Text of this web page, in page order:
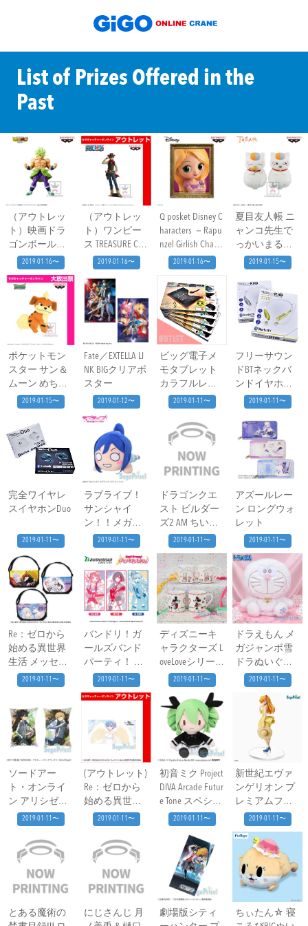
List of Prizes Offered in the
Past
（アウトレッ
ト）映画ドラ
ゴンボール超
超刻武勇伝－
超サイヤ人ブ
ロリーフルパ
ワー－
2019-01-16〜
（アウトレッ
ト）ワンピー
ス TREASURE CRU
ISE WORLD JOUR
NEY vol．1－MO
NKEY・D・LUFFY
－
2019-01-16〜
Q posket Disney C
haracters －Rapu
nzel Girlish Charm
－ 2019-01-16〜
夏目友人帳 ニ
ャンコ先生で
っかいまるき
ゅーと～エビ
フライ大好き
～
2019-01-15〜
ポケットモン
スター サン＆
ムーン めちゃ
でかガーディ
ぬいぐるみ
2019-01-15〜
Fate／EXTELLA LI
NK BIGクリアポ
スター
2019-01-12〜
ビッグ電子メ
モタブレット
カラフルレイ
ンボー
2019-01-11〜
フリーサウン
ドBTネックバ
ンドイヤホン
リオG＆S
2019-01-11〜
完全ワイヤレ
スイヤホンDuo
2019-01-11〜
ラブライブ！
サンシャイ
ン！！メガジ
ャンボ ​寝そべ
りぬいぐるみ
松浦果南－ボ
ーダーシャツ
2019-01-11〜
ドラゴンクエ
スト ビルダー
ズ2 AM ちいさ
なぬいぐるみ
2019-01-11〜
アズールレー
ン ロングウォ
レット
2019-01-11〜
Re：ゼロから
始める異世界
生活 メッセン
ジャーバッグ P
art2
2019-01-11〜
バンドリ！ガ
ールズバンド
パーティ！ バ
スタオル vol．1
2019-01-11〜
ディズニーキ
ャラクターズ L
oveLoveシリー
ズ ​プレミアム
ペアマグカッ
プVol．2
2019-01-11〜
ドラえもん ​メ
ガジャンボ雪
ドラぬいぐる
み 2019-01-11〜
ソードアー
ト・オンライ
ン アリシゼー
ション ​メガジ
ャンボクッシ
ョン
2019-01-11〜
(アウトレット)
Re：ゼロから
始める異世界
生活 ​プレミア
ムバスタオル
レム鬼天使Ve
r．
2019-01-11〜
初音ミク Project
DIVA Arcade Futur
e Tone ​スペシャ
ルふわふわぬ
いぐるみ初音
ミク－堕悪天
2019-01-11〜
新世紀エヴァ
ンゲリオン ​プ
レミアムフィ
ギュア アスカ
Summer Dress Ve
r．
2019-01-11〜
とある魔術の
にじさんじ 月
劇場版シティ
ちぃたん☆ 寝